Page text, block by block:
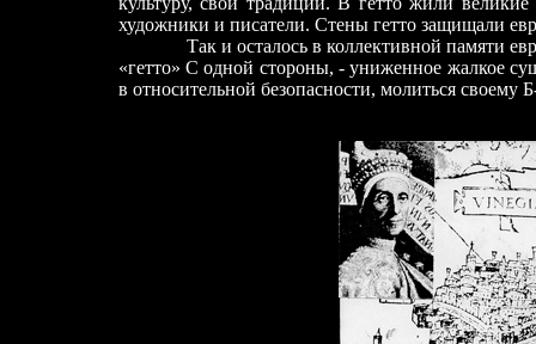
художники и писатели. Стены гетто защищали
Так и осталось в коллективной памяти
«гетто» С одной стороны, - униженное жалкое
в относительной безопасности, молиться своему